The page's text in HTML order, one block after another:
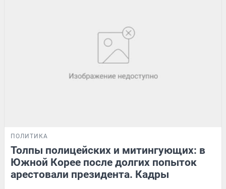
ПОЛИТИКА
Толпы полицейских и митингующих: в
Южной Корее после долгих попыток
арестовали президента. Кадры